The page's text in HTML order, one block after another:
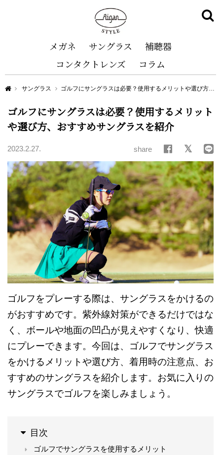
メガネ サングラス
補聴器
コンタクトレンズ
コラム
Aigan STYLE（メガネ・めがね）
サングラス ゴルフにサングラスは必要？使用するメリットや選び方、おすすめサングラスを紹介
ゴルフにサングラスは必要？使用するメリット
や選び方、おすすめサングラスを紹介
2023.2.27. share
ゴルフをプレーする際は、サングラスをかけるの
がおすすめです。紫外線対策ができるだけではな
く、ボールや地面の凹凸が見えやすくなり、快適
にプレーできます。今回は、ゴルフでサングラス
をかけるメリットや選び方、着用時の注意点、お
すすめのサングラスを紹介します。お気に入りの
サングラスでゴルフを楽しみましょう。
目次
ゴルフでサングラスを使用するメリット